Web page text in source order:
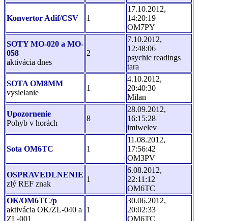
Konvertor Adif/CSV 1
17.10.2012,
14:20:19
OM7PY
SOTY MO-020 a MO-
058
aktivácia dnes
2
7.10.2012,
12:48:06
psychic readings
tara
SOTA OM8MM
vysielanie
1
4.10.2012,
20:40:30
Milan
Upozornenie
Pohyb v horách
8
28.09.2012,
16:15:28
imiwelev
Sota OM6TC 1
11.08.2012,
17:56:42
OM3PV
OSPRAVEDLNENIE
zlý REF znak
1
6.08.2012,
22:11:12
OM6TC
OK/OM6TC/p
aktivácia OK/ZL-040 a
ZL-001
1
30.06.2012,
20:02:33
OM6TC